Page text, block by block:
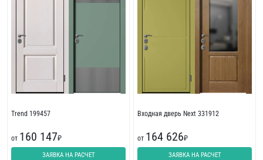
Trend 199457
от 160 147₽
ЗАЯВКА НА РАСЧЕТ
Входная дверь Next 331912
от 164 626₽
ЗАЯВКА НА РАСЧЕТ